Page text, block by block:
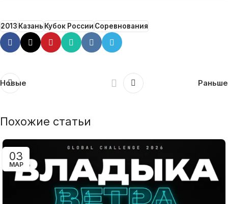
2013КазаньКубок РоссииСоревнования
Новые Раньше
Похожие статьи
03
МАР